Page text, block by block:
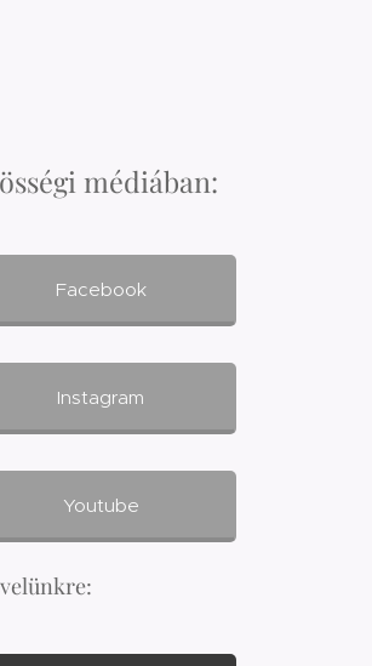
médiában:
Facebook
Instagram
Youtube